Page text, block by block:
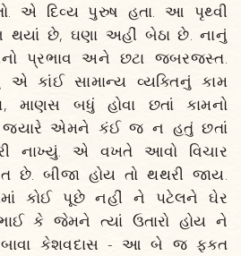
એ દિવ્ય પુરુષ હતા. આ પૃથ્વી
થયાં છે, ઘણા અહીં બેઠા છે. નાનું
પ્રભાવ અને છટા જબરજસ્ત.
કાંઈ સામાન્ય વ્યક્તિનું કામ
માણસ બધું હોવા છતાં કામનો
એમને કંઈ જ ન હતું છતાં
નાખ્યું. એ વખતે આવો વિચાર
છે. બીજા હોય તો થથરી જાય.
કોઈ પૂછે નહીં ને પટેલને ઘેર
કે જેમને ત્યાં ઉતારો હોય ને
બાવા કેશવદાસ - આ બે જ ફક્ત